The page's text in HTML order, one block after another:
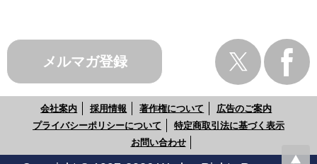
メルマガ登録
会社案内 採用情報 著作権について
広告のご案内
プライバシーポリシーについて
特定商取引法に基づく表示
お問い合わせ